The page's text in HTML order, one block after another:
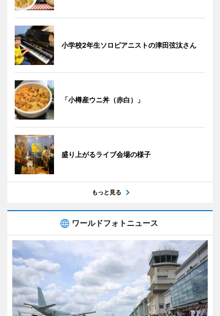
小学校2年生ソロピアニストの津田弦汰さん
「小樽産ウニ丼（赤白）」
盛り上がるライブ会場の様子
もっと見る
ワールドフォトニュース